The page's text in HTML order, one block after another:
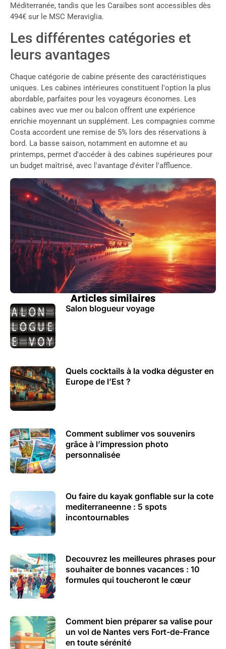
Méditerranée, tandis que les Caraïbes sont accessibles dès
494€ sur le MSC Meraviglia.
Les différentes catégories et
leurs avantages
Chaque catégorie de cabine présente des caractéristiques
uniques. Les cabines intérieures constituent l'option la plus
abordable, parfaites pour les voyageurs économes. Les
cabines avec vue mer ou balcon offrent une expérience
enrichie moyennant un supplément. Les compagnies comme
Costa accordent une remise de 5% lors des réservations à
bord. La basse saison, notamment en automne et au
printemps, permet d'accéder à des cabines supérieures pour
un budget maîtrisé, avec l'avantage d'éviter l'affluence.
Articles similaires
Salon blogueur voyage
Quels cocktails à la vodka déguster en
Europe de l’Est ?
Comment sublimer vos souvenirs
grâce à l’impression photo
personnalisée
Ou faire du kayak gonflable sur la cote
mediterraneenne : 5 spots
incontournables
Decouvrez les meilleures phrases pour
souhaiter de bonnes vacances : 10
formules qui toucheront le cœur
Comment bien préparer sa valise pour
un vol de Nantes vers Fort-de-France
en toute sérénité